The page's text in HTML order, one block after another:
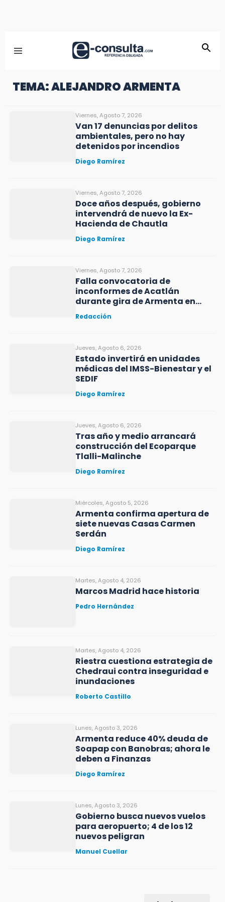
TEMA: ALEJANDRO ARMENTA
Viernes, Agosto 7, 2026
Van 17 denuncias por delitos
ambientales, pero no hay
detenidos por incendios
Diego Ramírez
Viernes, Agosto 7, 2026
Doce años después, gobierno
intervendrá de nuevo la Ex-
Hacienda de Chautla
Diego Ramírez
Viernes, Agosto 7, 2026
Falla convocatoria de
inconformes de Acatlán
durante gira de Armenta en
Chila
Redacción
Jueves, Agosto 6, 2026
Estado invertirá en unidades
médicas del IMSS-Bienestar y el
SEDIF
Diego Ramírez
Jueves, Agosto 6, 2026
Tras año y medio arrancará
construcción del Ecoparque
Tlalli-Malinche
Diego Ramírez
Miércoles, Agosto 5, 2026
Armenta confirma apertura de
siete nuevas Casas Carmen
Serdán
Diego Ramírez
Martes, Agosto 4, 2026
Marcos Madrid hace historia
Pedro Hernández
Martes, Agosto 4, 2026
Riestra cuestiona estrategia de
Chedraui contra inseguridad e
inundaciones
Roberto Castillo
Lunes, Agosto 3, 2026
Armenta reduce 40% deuda de
Soapap con Banobras; ahora le
deben a Finanzas
Diego Ramírez
Lunes, Agosto 3, 2026
Gobierno busca nuevos vuelos
para aeropuerto; 4 de los 12
nuevos peligran
Manuel Cuellar